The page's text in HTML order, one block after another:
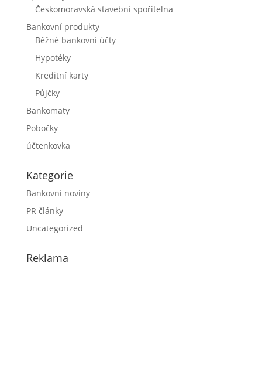
Českomoravská stavební spořitelna
Bankovní produkty
Běžné bankovní účty
Hypotéky
Kreditní karty
Půjčky
Bankomaty
Pobočky
účtenkovka
Kategorie
Bankovní noviny
PR články
Uncategorized
Reklama